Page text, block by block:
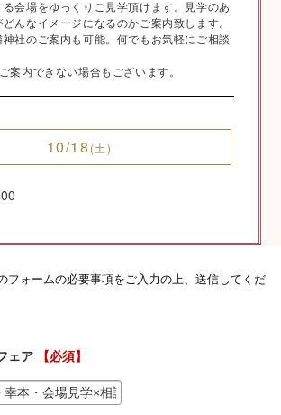
会場をゆっくりご見学頂けます。見学のあ
んなイメージになるのかご案内致します。
社のご案内も可能。何でもお気軽にご相談
案内できない場合もございます。
10/18 (土)